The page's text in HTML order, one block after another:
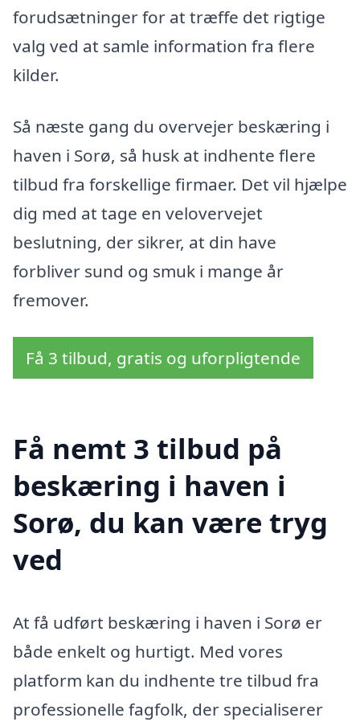
forudsætninger for at træffe det rigtige
valg ved at samle information fra flere
kilder.
Så næste gang du overvejer beskæring i
haven i Sorø, så husk at indhente flere
tilbud fra forskellige firmaer. Det vil hjælpe
dig med at tage en velovervejet
beslutning, der sikrer, at din have
forbliver sund og smuk i mange år
fremover.
Få 3 tilbud, gratis og uforpligtende
Få nemt 3 tilbud på
beskæring i haven i
Sorø, du kan være tryg
ved
At få udført beskæring i haven i Sorø er
både enkelt og hurtigt. Med vores
platform kan du indhente tre tilbud fra
professionelle fagfolk, der specialiserer